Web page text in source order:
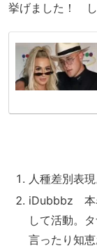
挙げました！
人種差別表
iDubbbz 本
して活動。
言ったり知